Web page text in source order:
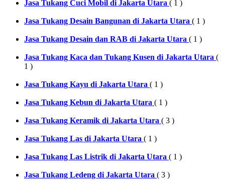
Jasa Tukang Cuci Mobil di Jakarta Utara ( 1 )
Jasa Tukang Desain Bangunan di Jakarta Utara ( 1 )
Jasa Tukang Desain dan RAB di Jakarta Utara ( 1 )
Jasa Tukang Kaca dan Tukang Kusen di Jakarta Utara (
1 )
Jasa Tukang Kayu di Jakarta Utara ( 1 )
Jasa Tukang Kebun di Jakarta Utara ( 1 )
Jasa Tukang Keramik di Jakarta Utara ( 3 )
Jasa Tukang Las di Jakarta Utara ( 1 )
Jasa Tukang Las Listrik di Jakarta Utara ( 1 )
Jasa Tukang Ledeng di Jakarta Utara ( 3 )